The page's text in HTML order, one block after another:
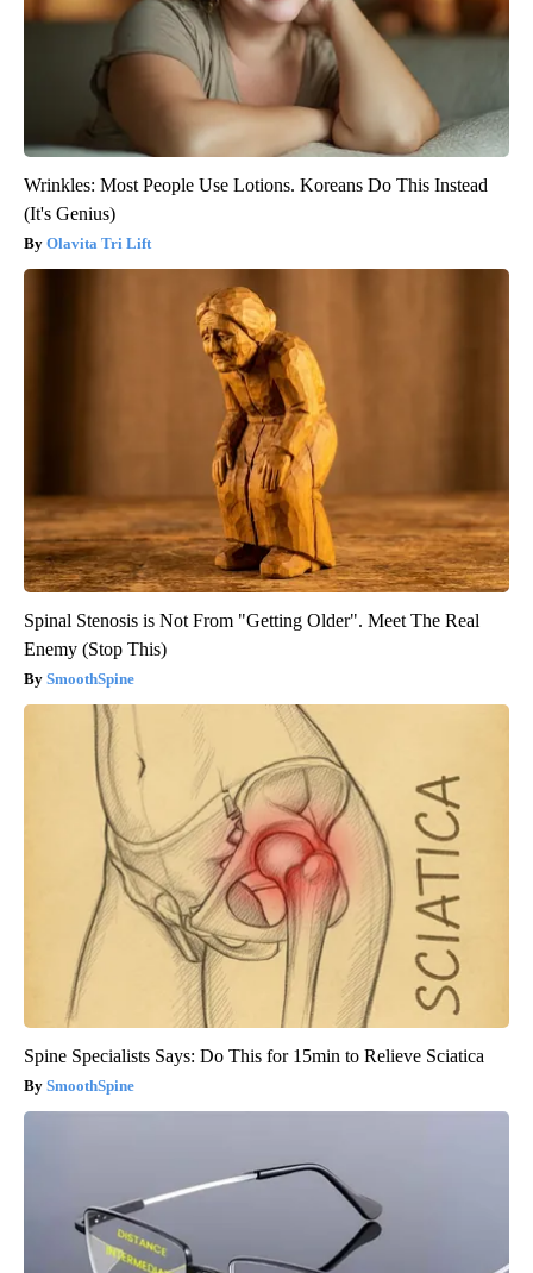
Wrinkles: Most People Use Lotions. Koreans Do This Instead
(It's Genius)
Olavita Tri Lift
Spinal Stenosis is Not From "Getting Older". Meet The Real
Enemy (Stop This)
SmoothSpine
Spine Specialists Says: Do This for 15min to Relieve Sciatica
SmoothSpine